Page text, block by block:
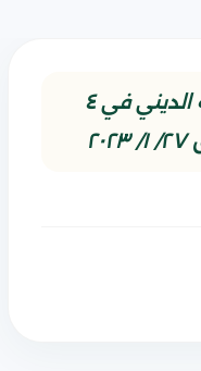
مقتطع من حديث الجمعة الديني في ٤